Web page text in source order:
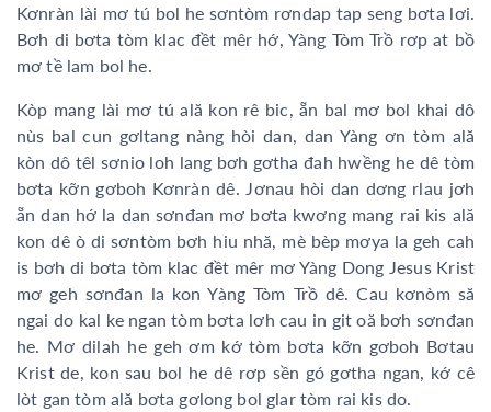
Kơnràn lài mơ tú bol he sơntòm rơndap tap seng bơta lơi.
Bơh di bơta tòm klac đềt mêr hớ, Yàng Tòm Trồ rơp at bồ
mơ tề lam bol he.
Kòp mang lài mơ tú ală kon rê bic, ẵn bal mơ bol khai dô
nùs bal cun gơltang nàng hòi dan, dan Yàng ơn tòm ală
kòn dô têl sơnio loh lang bơh gơtha đah hwềng he dê tòm
bơta kỡn gơboh Kơnràn dê. Jơnau hòi dan dơng rlau jơh
ẵn dan hớ la dan sơnđan mơ bơta kwơng mang rai kis ală
kon dê ò di sơntòm bơh hiu nhă, mè bèp mơya la geh cah
is bơh di bơta tòm klac đềt mêr mơ Yàng Dong Jesus Krist
mơ geh sơnđan la kon Yàng Tòm Trồ dê. Cau kơnòm să
ngai do kal ke ngan tòm bơta lơh cau in git oă bơh sơnđan
he. Mơ dilah he geh ơm kớ tòm bơta kỡn gơboh Bơtau
Krist de, kon sau bol he dê rơp sền gó gơtha ngan, kớ cê
lòt gan tòm ală bơta gơlong bol glar tòm rai kis do.